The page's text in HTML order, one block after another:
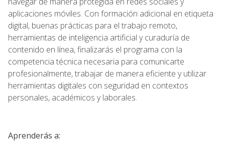
aplicaciones móviles. Con formación adicional en etiqueta
digital, buenas prácticas para el trabajo remoto,
herramientas de inteligencia artificial y curaduría de
contenido en línea, finalizarás el programa con la
competencia técnica necesaria para comunicarte
profesionalmente, trabajar de manera eficiente y utilizar
herramientas digitales con seguridad en contextos
personales, académicos y laborales.
Aprenderás a: